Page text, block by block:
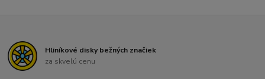
Hliníkové disky bežných značiek
za skvelú cenu